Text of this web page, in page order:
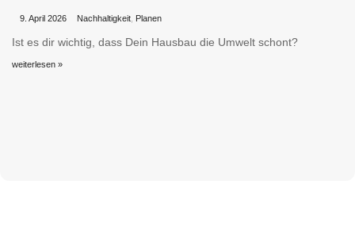
9. April 2026 Nachhaltigkeit Planen
Ist es dir wichtig, dass Dein Hausbau die Umwelt schont?
weiterlesen »